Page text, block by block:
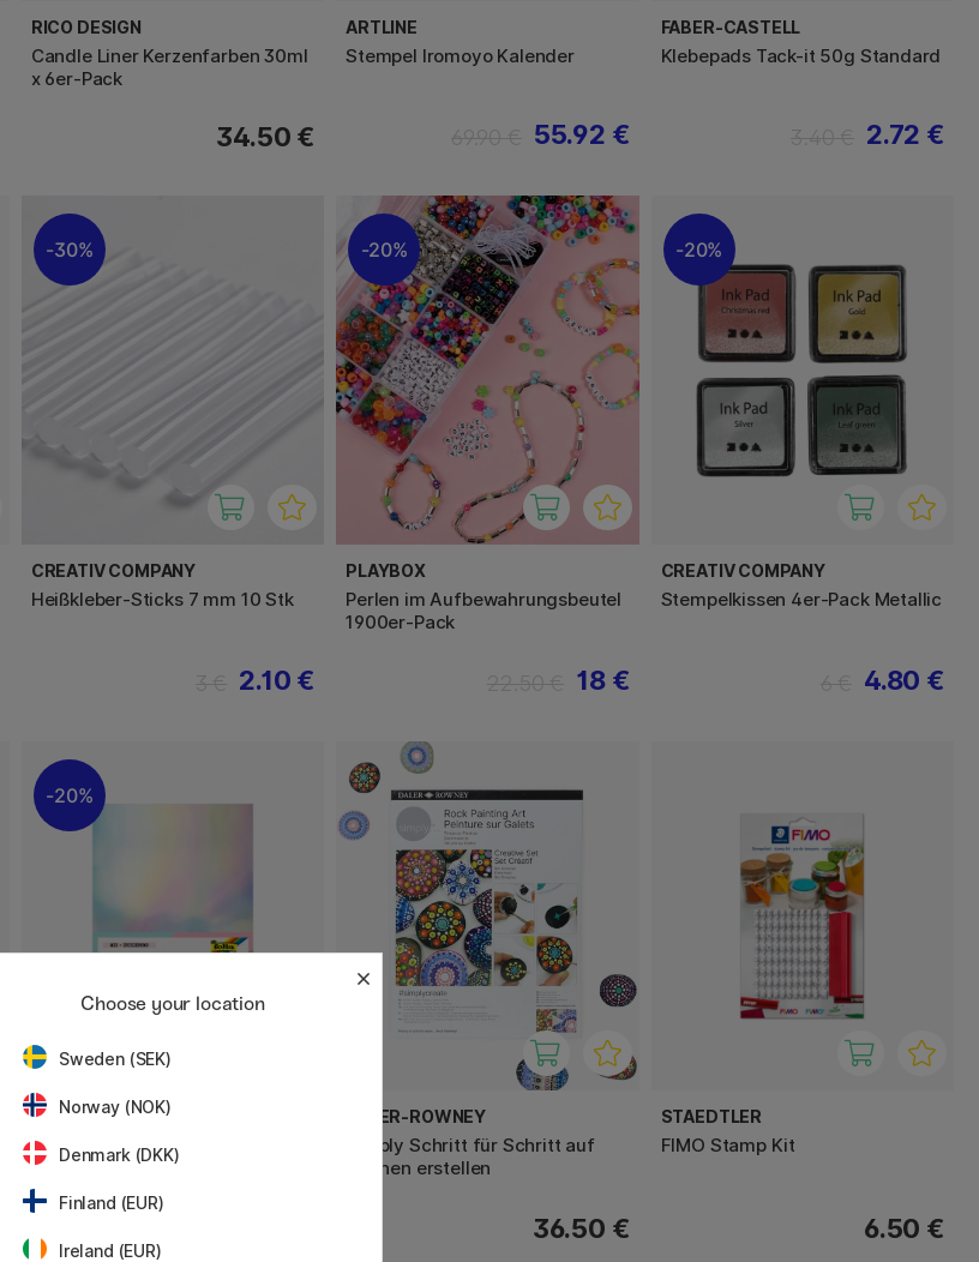
RICO DESIGN
Candle Liner Kerzenfarben 30ml
x 6er-Pack
34.50 €
ARTLINE
Stempel Iromoyo Kalender
55.92 €
FABER-CASTELL
Klebepads Tack-it 50g Standard
2.72 €
30%
CREATIV COMPANY
Heißkleber-Sticks 7 mm 10 Stk
2.10 €
20%
PLAYBOX
Perlen im Aufbewahrungsbeutel
1900er-Pack
18 €
20%
CREATIV COMPANY
Stempelkissen 4er-Pack Metallic
4.80 €
20%
FOLIA
Farbwechselpapier Shiny Magic
Mix 12 Blatt
DALER-ROWNEY
Simply Schritt für Schritt auf
Steinen erstellen
36.50 €
STAEDTLER
FIMO Stamp Kit
6.50 €
Choose your location
Sweden (SEK)
Norway (NOK)
Denmark (DKK)
Finland (EUR)
Ireland (EUR)